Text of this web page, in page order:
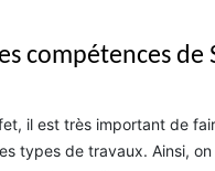
compétences de
il est très important de
types de travaux. Ainsi,